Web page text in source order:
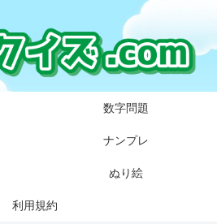
数字問題
ナンプレ
ぬり絵
利用規約